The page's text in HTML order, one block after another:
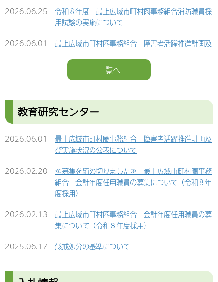
2025.11.25
令和７年度最上広域市町村圏事務組合消防職員採用
試験一次試験合格者について
2025.11.25
令和７年度 最上広域市町村圏事務組合職員（行政
職）採用試験の実施について
令和７年度 最上広域市町村圏事務組合消防職員採
2025.06.17
懲戒処分の基準について
表について
トについて
令和7年度最上広域市町村圏事務組合当初予算書の
令和5年度最上広域市町村圏事務組合歳入歳出決算
公表
開について
2026.06.25
令和８年度 最上広域市町村圏事務組合消防職員採
用試験の実施について
2026.06.01
最上広域市町村圏事務組合 障害者活躍推進計画及
【更新】新消防庁舎建設工事新聞について【最終
2026.03.03
最上広域市町村圏事務組合消防本部・消防署及び組
合事務局の移転のお知らせ
2026.02.20
≪募集を締め切りました≫ 最上広域市町村圏事務
組合 会計年度任用職員の募集について（令和８年
最上広域市町村圏事務組合 会計年度任用職員の募
集について（令和８年度採用）
2026.01.22
令和７年度最上広域市町村圏事務組合消防職員採用
試験最終合格者について
2025.11.25
令和７年度最上広域市町村圏事務組合消防職員採用
2025.11.04
消防年報 令和６年版 第５４号の公開について
一覧へ
教育研究センター
2026.06.01
最上広域市町村圏事務組合 障害者活躍推進計画及
び実施状況の公表について
2026.02.20
≪募集を締め切りました≫ 最上広域市町村圏事務
組合 会計年度任用職員の募集について（令和８年
度採用）
2026.02.13
最上広域市町村圏事務組合 会計年度任用職員の募
集について（令和８年度採用）
2025.06.17
懲戒処分の基準について
画の策定について